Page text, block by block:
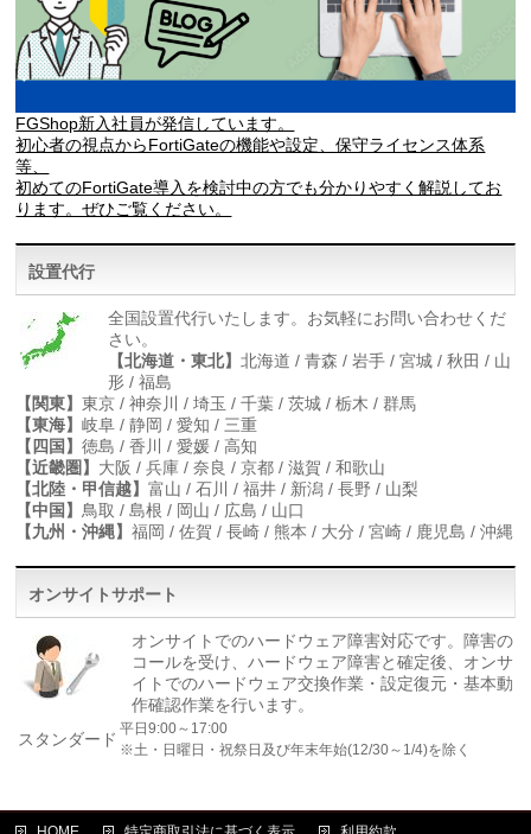
FGShop新入社員が発信しています。
初心者の視点からFortiGateの機能や設定、保守ライセンス体系
等、
初めてのFortiGate導入を検討中の方でも分かりやすく解説してお
ります。ぜひご覧ください。
設置代行
全国設置代行いたします。お気軽にお問い合わせくだ
さい。
【北海道・東北】北海道 / 青森 / 岩手 / 宮城 / 秋田 / 山
形 / 福島
【関東】東京 / 神奈川 / 埼玉 / 千葉 / 茨城 / 栃木 / 群馬
【東海】岐阜 / 静岡 / 愛知 / 三重
【四国】徳島 / 香川 / 愛媛 / 高知
【近畿圏】 大阪 / 兵庫 / 奈良 / 京都 / 滋賀 / 和歌山
【北陸・甲信越】富山 / 石川 / 福井 / 新潟 / 長野 / 山梨
【中国】鳥取 / 島根 / 岡山 / 広島 / 山口
【九州・沖縄】福岡 / 佐賀 / 長崎 / 熊本 / 大分 / 宮崎 / 鹿児島 / 沖縄
オンサイトサポート
オンサイトでのハードウェア障害対応です。障害の
コールを受け、ハードウェア障害と確定後、オンサ
イトでのハードウェア交換作業・設定復元・基本動
作確認作業を行います。
スタンダード
平日9:00～17:00
※土・日曜日・祝祭日及び年末年始(12/30～1/4)を除く